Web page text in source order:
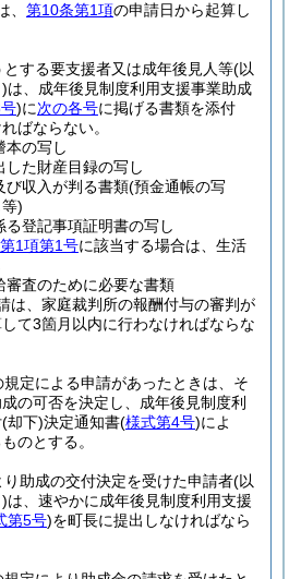
、 第10条第1項の申請日から起算し
とする要支援者又は成年後見人等(以
は、成年後見制度利用支援事業助成
)に次の各号に掲げる書類を添付
ばならない。
本の写し
した財産目録の写し
び収入が判る書類(預金通帳の写
)
る登記事項証明書の写し
1項第1号に該当する場合は、生活
審査のために必要な書類
は、家庭裁判所の報酬付与の審判が
て3箇月以内に行わなければならな
規定による申請があったときは、そ
の可否を決定し、成年後見制度利
(却下)決定通知書(様式第4号)によ
のとする。
り助成の交付決定を受けた申請者(以
は、速やかに成年後見制度利用支援
第5号)を町長に提出しなければなら